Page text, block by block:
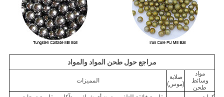
مراجع حول طحن المواد والمواد
مواد
وسائط
طحن
صلابة
(موس)
المميزات